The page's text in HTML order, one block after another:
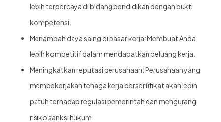
lebih terpercaya di bidang pendidikan dengan bukti
kompetensi.
Menambah daya saing di pasar kerja: Membuat Anda
lebih kompetitif dalam mendapatkan peluang kerja.
Meningkatkan reputasi perusahaan: Perusahaan yang
mempekerjakan tenaga kerja bersertifikat akan lebih
patuh terhadap regulasi pemerintah dan mengurangi
risiko sanksi hukum.